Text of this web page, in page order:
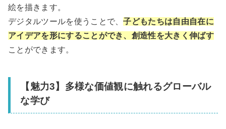
絵を描きます。
デジタルツールを使うことで、子どもたちは自由自在に
アイデアを形にすることができ、創造性を大きく伸ばす
ことができます。
【魅力3】多様な価値観に触れるグローバル
な学び